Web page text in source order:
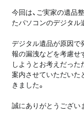
今回は、ご実家の遺品
たパソコンのデジタル
デジタル遺品が原因で
報の漏洩などを考慮せ
しようとお考えだった
案内させていただいた
きました。
誠にありがとうござい